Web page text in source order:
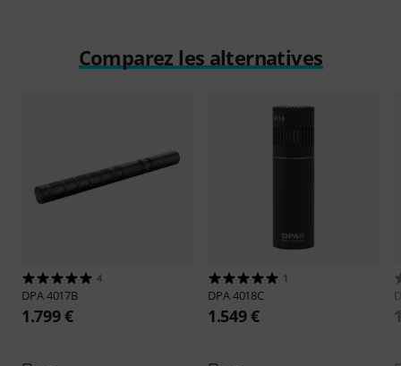
Comparez les alternatives
4
DPA4017B
1.799 €
1
DPA4018C
1.549 €